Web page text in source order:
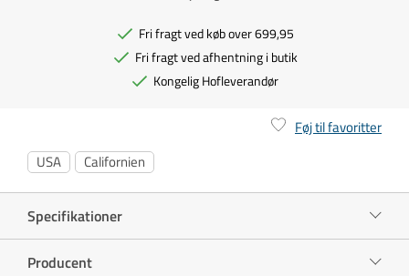
Fri fragt ved køb over 699,95
Fri fragt ved afhentning i butik
Kongelig Hofleverandør
Føj til favoritter
USA
Californien
Specifikationer
Producent